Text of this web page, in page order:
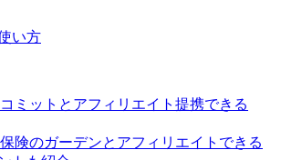
い方
ミットとアフィリエイト提携できる
険のガーデンとアフィリエイトできる